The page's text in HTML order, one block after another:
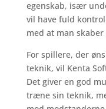
egenskab, især
vil have fuld
med at man
For spillere, der
teknik, vil Kenta
Det giver en god
træne sin teknik,